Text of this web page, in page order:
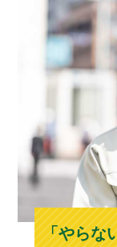
「やらな